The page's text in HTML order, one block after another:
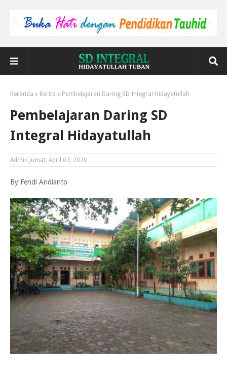
Beranda Berita Pembelajaran Daring SD Integral Hidayatullah
Pembelajaran Daring SD
Integral Hidayatullah
Admin Jumat, April 03, 2020
By Fendi Andianto